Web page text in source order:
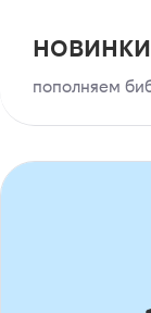
пополняем